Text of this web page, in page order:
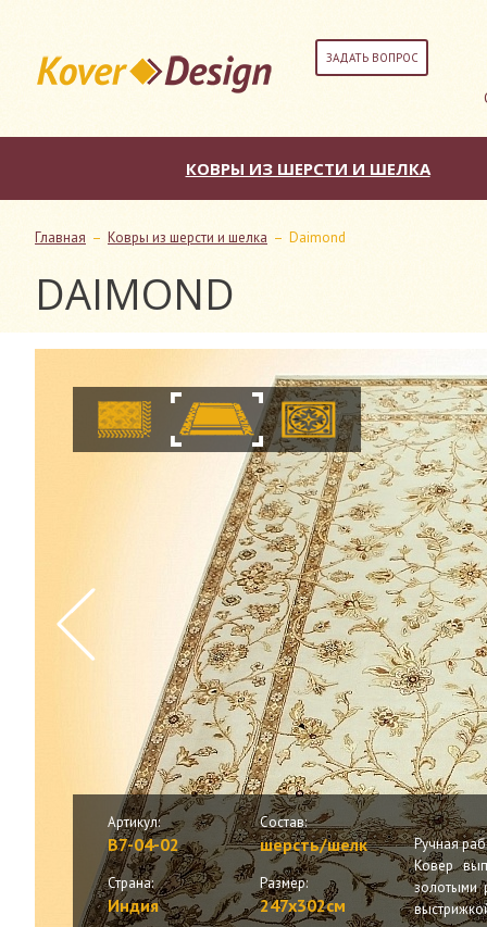
ЗАДАТЬ ВОПРОС
КОВРЫ ИЗ ШЕРСТИ И ШЕЛКА
Главная – Ковры из шерсти и шелка – Daimond
DAIMOND
Артикул:
B7-04-02
Состав:
шерсть/шелк
Страна:
Индия
Размер:
247x302см
Ручная
Ковер
золотыми